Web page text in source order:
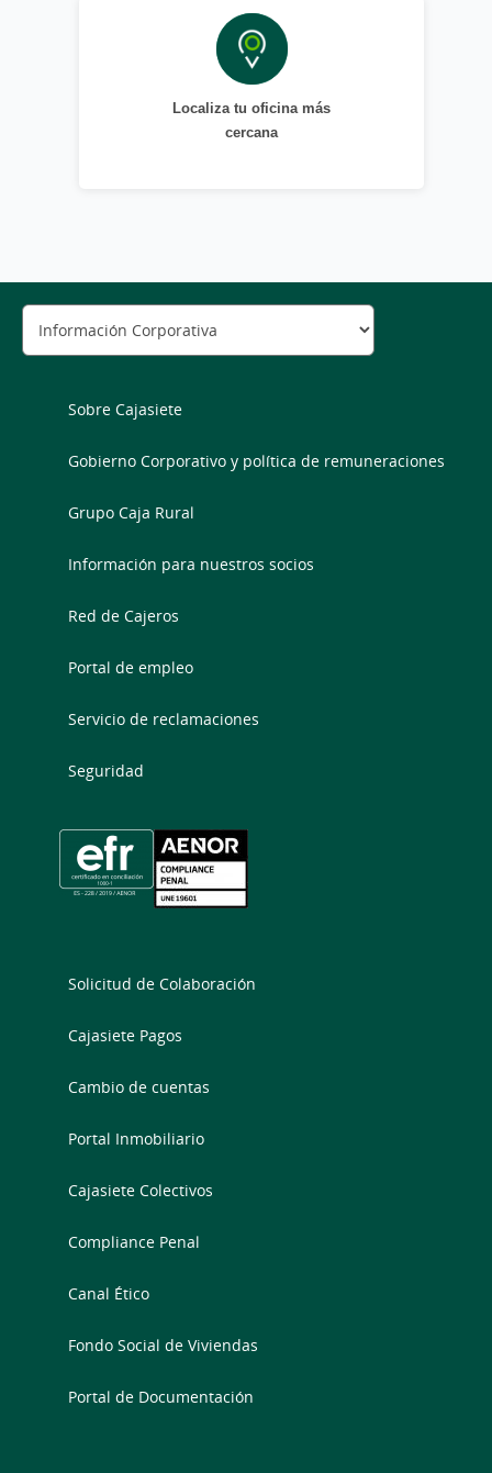
Localiza tu oficina más
cercana
Sobre Cajasiete
Gobierno Corporativo y política de remuneraciones
Grupo Caja Rural
Información para nuestros socios
Red de Cajeros
Portal de empleo
Servicio de reclamaciones
Seguridad
Solicitud de Colaboración
Cajasiete Pagos
Cambio de cuentas
Portal Inmobiliario
Cajasiete Colectivos
Compliance Penal
Canal Ético
Fondo Social de Viviendas
Portal de Documentación